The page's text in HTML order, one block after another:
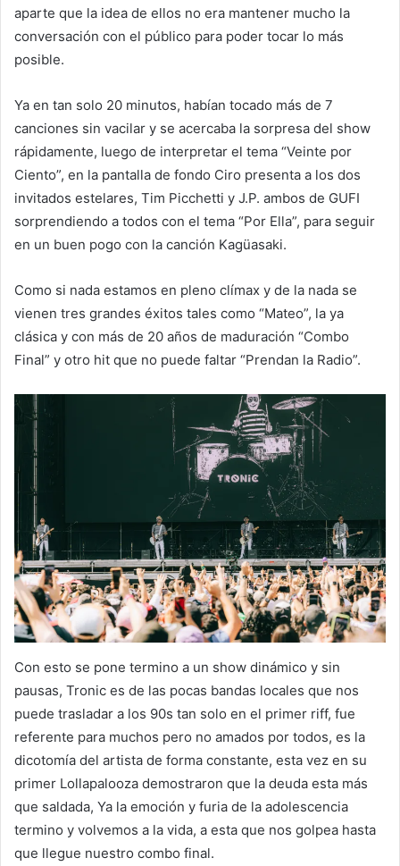
aparte que la idea de ellos no era mantener mucho la
conversación con el público para poder tocar lo más
posible.
Ya en tan solo 20 minutos, habían tocado más de 7
canciones sin vacilar y se acercaba la sorpresa del show
rápidamente, luego de interpretar el tema “Veinte por
Ciento”, en la pantalla de fondo Ciro presenta a los dos
invitados estelares, Tim Picchetti y J.P. ambos de GUFI
sorprendiendo a todos con el tema “Por Ella”, para seguir
en un buen pogo con la canción Kagüasaki.
Como si nada estamos en pleno clímax y de la nada se
vienen tres grandes éxitos tales como “Mateo”, la ya
clásica y con más de 20 años de maduración “Combo
Final” y otro hit que no puede faltar “Prendan la Radio”.
Con esto se pone termino a un show dinámico y sin
pausas, Tronic es de las pocas bandas locales que nos
puede trasladar a los 90s tan solo en el primer riff, fue
referente para muchos pero no amados por todos, es la
dicotomía del artista de forma constante, esta vez en su
primer Lollapalooza demostraron que la deuda esta más
que saldada, Ya la emoción y furia de la adolescencia
termino y volvemos a la vida, a esta que nos golpea hasta
que llegue nuestro combo final.